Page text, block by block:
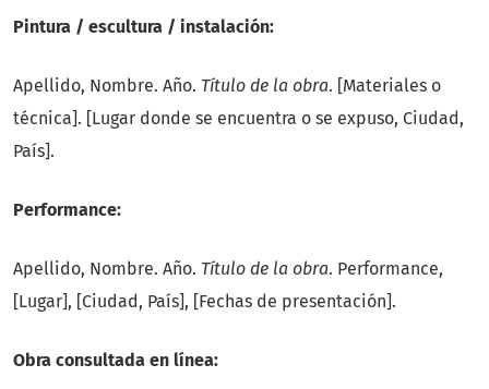
Pintura / escultura / instalación:
Apellido, Nombre. Año. Título de la obra. [Materiales o
técnica]. [Lugar donde se encuentra o se expuso, Ciudad,
País].
Performance:
Apellido, Nombre. Año. Título de la obra. Performance,
[Lugar], [Ciudad, País], [Fechas de presentación].
Obra consultada en línea: